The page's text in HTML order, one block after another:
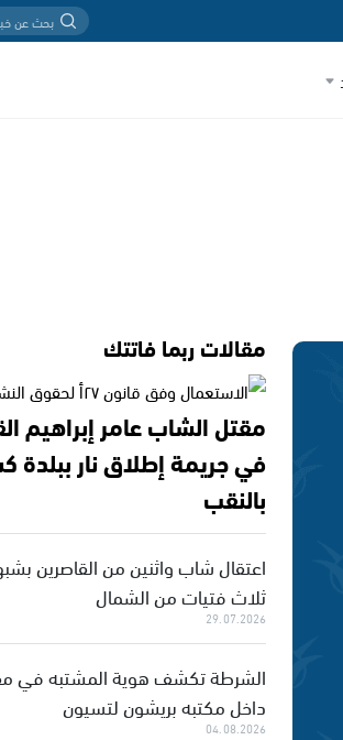
مقالات ربما فاتتك
مقتل الشاب عامر إبراهيم
في جريمة إطلاق نار ببلدة
بالنقب
اعتقال شاب واثنين من القاصرين
ثلاث فتيات من الشمال
29.07.2026
الشرطة تكشف هوية المشتبه في
داخل مكتبه بريشون لتسيون
04.08.2026